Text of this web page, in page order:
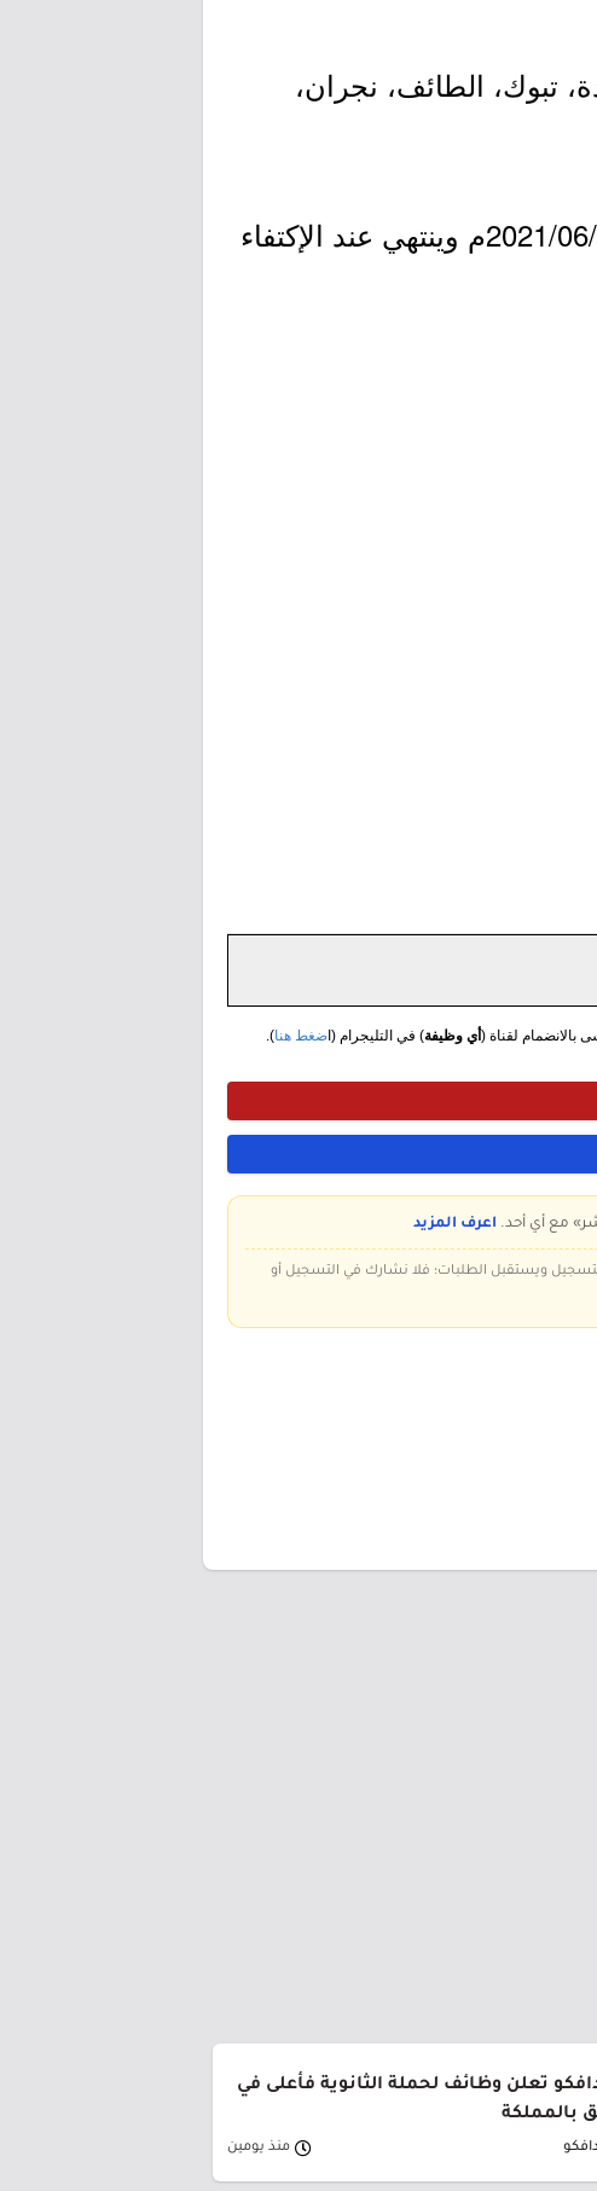
تبوك، الطائف، نجران،
- التقديم مُتاح الآن بدأ اليوم الثلاثاء بتاريخ 1442/11/12هـ الموافق 2021/06/22م وينتهي عند الإكتفاء
بالانضمام لقناة ( أي وظيفة) في التليجرام (اضغط هنا).
مع أي أحد. اعرف المزيد
ويستقبل الطلبات؛ فلا نشارك في التسجيل أو
تعلن وظائف لحملة الثانوية فأعلى في
بالمملكة
منذ يومين